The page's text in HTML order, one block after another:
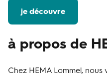
je découvre
à propos de
Chez HEMA Lommel, nous